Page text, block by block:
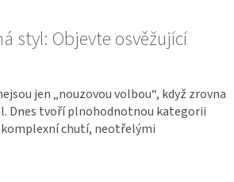
styl: Objevte osvěžující
jen „nouzovou volbou“, když zrovna
Dnes tvoří plnohodnotnou kategorii
komplexní chutí, neotřelými